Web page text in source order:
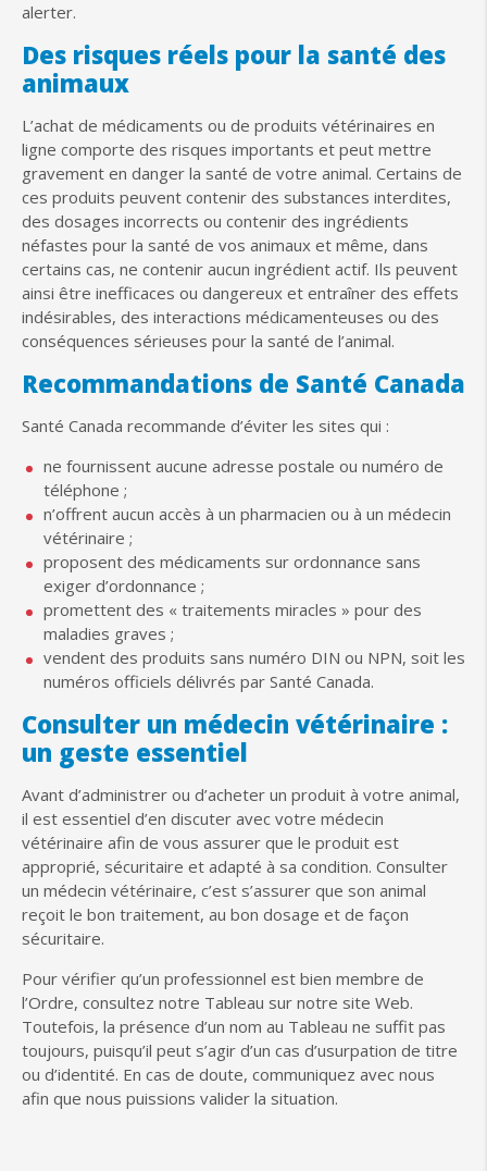
alerter.
Des risques réels pour la santé des
animaux
L’achat de médicaments ou de produits vétérinaires en
ligne comporte des risques importants et peut mettre
gravement en danger la santé de votre animal. Certains de
ces produits peuvent contenir des substances interdites,
des dosages incorrects ou contenir des ingrédients
néfastes pour la santé de vos animaux et même, dans
certains cas, ne contenir aucun ingrédient actif. Ils peuvent
ainsi être inefficaces ou dangereux et entraîner des effets
indésirables, des interactions médicamenteuses ou des
conséquences sérieuses pour la santé de l’animal.
Recommandations de Santé Canada
Santé Canada recommande d’éviter les sites qui :
ne fournissent aucune adresse postale ou numéro de
téléphone ;
n’offrent aucun accès à un pharmacien ou à un médecin
vétérinaire ;
proposent des médicaments sur ordonnance sans
exiger d’ordonnance ;
promettent des « traitements miracles » pour des
maladies graves ;
vendent des produits sans numéro DIN ou NPN, soit les
numéros officiels délivrés par Santé Canada.
Consulter un médecin vétérinaire :
un geste essentiel
Avant d’administrer ou d’acheter un produit à votre animal,
il est essentiel d’en discuter avec votre médecin
vétérinaire afin de vous assurer que le produit est
approprié, sécuritaire et adapté à sa condition. Consulter
un médecin vétérinaire, c’est s’assurer que son animal
reçoit le bon traitement, au bon dosage et de façon
sécuritaire.
Pour vérifier qu’un professionnel est bien membre de
l’Ordre, consultez notre Tableau sur notre site Web.
Toutefois, la présence d’un nom au Tableau ne suffit pas
toujours, puisqu’il peut s’agir d’un cas d’usurpation de titre
ou d’identité. En cas de doute, communiquez avec nous
afin que nous puissions valider la situation.